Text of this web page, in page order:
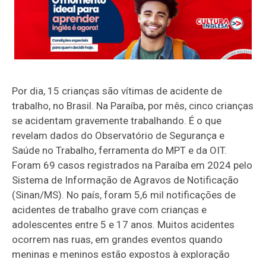
Por dia, 15 crianças são vítimas de acidente de
trabalho, no Brasil. Na Paraíba, por mês, cinco crianças
se acidentam gravemente trabalhando. É o que
revelam dados do Observatório de Segurança e
Saúde no Trabalho, ferramenta do MPT e da OIT.
Foram 69 casos registrados na Paraíba em 2024 pelo
Sistema de Informação de Agravos de Notificação
(Sinan/MS). No país, foram 5,6 mil notificações de
acidentes de trabalho grave com crianças e
adolescentes entre 5 e 17 anos. Muitos acidentes
ocorrem nas ruas, em grandes eventos quando
meninas e meninos estão expostos à exploração